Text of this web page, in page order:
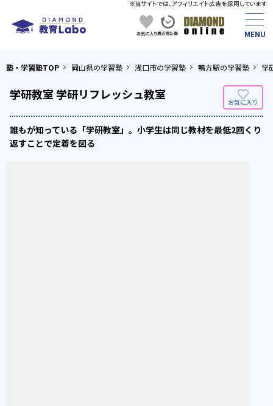
塾・学習塾TOP 岡山県の学習塾 浅口市の学習塾 鴨方駅の学習塾 学
学研教室 学研リフレッシュ教室
誰もが知っている「学研教室」。小学生は同じ教材を最低2回くり
返すことで定着を図る